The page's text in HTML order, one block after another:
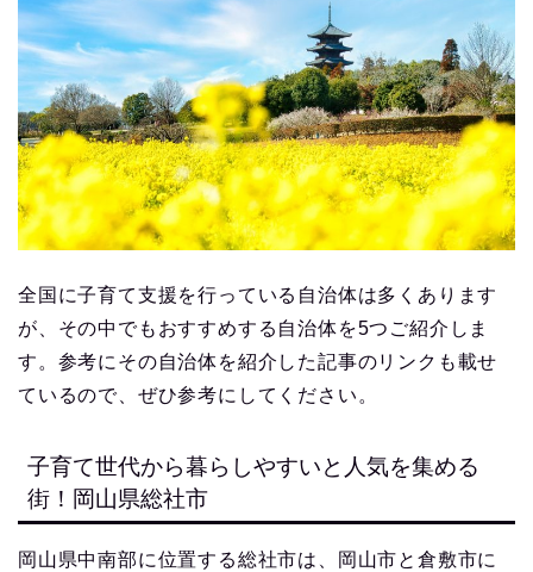
全国に子育て支援を行っている自治体は多くあります
が、その中でもおすすめする自治体を5つご紹介しま
す。参考にその自治体を紹介した記事のリンクも載せ
ているので、ぜひ参考にしてください。
子育て世代から暮らしやすいと人気を集める
街！岡山県総社市
岡山県中南部に位置する総社市は、岡山市と倉敷市に